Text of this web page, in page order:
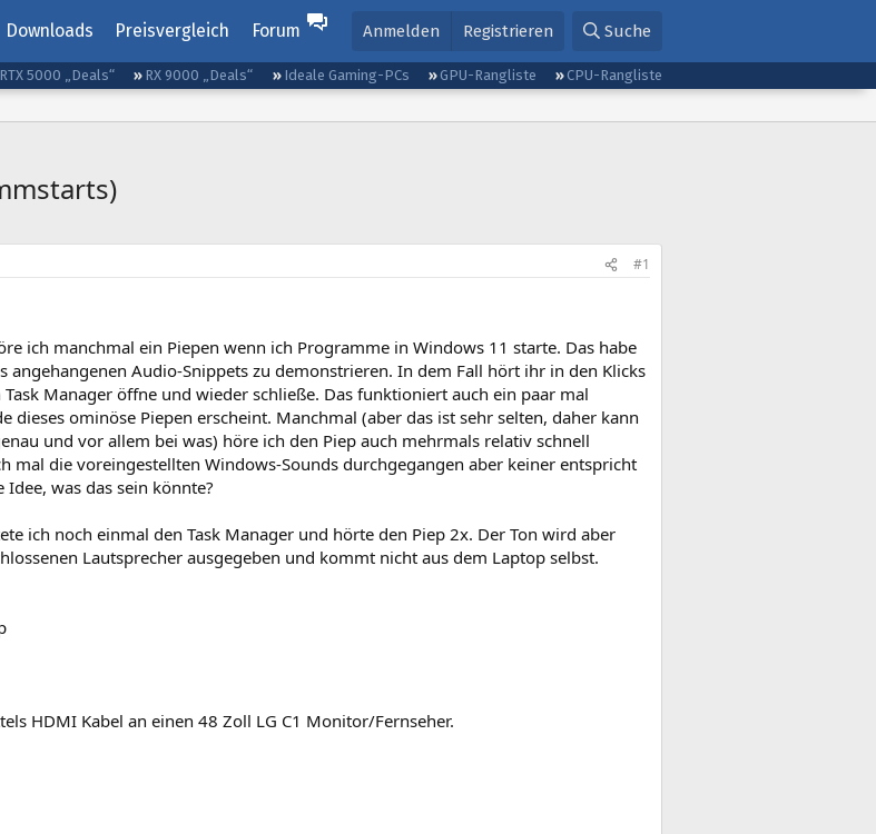
Downloads Preisvergleich Forum Anmelden Registrieren Suche
RTX 5000 „Deals“ RX 9000 „Deals“ Ideale Gaming-PCs GPU-Rangliste
CPU-Rangliste
#1
ich manchmal ein Piepen wenn ich Programme in Windows 11 starte. Das habe
angehangenen Audio-Snippets zu demonstrieren. In dem Fall hört ihr in den Klicks
Manager öffne und wieder schließe. Das funktioniert auch ein paar mal
dieses ominöse Piepen erscheint. Manchmal (aber das ist sehr selten, daher kann
und vor allem bei was) höre ich den Piep auch mehrmals relativ schnell
mal die voreingestellten Windows-Sounds durchgegangen aber keiner entspricht
was das sein könnte?
ich noch einmal den Task Manager und hörte den Piep 2x. Der Ton wird aber
Lautsprecher ausgegeben und kommt nicht aus dem Laptop selbst.
HDMI Kabel an einen 48 Zoll LG C1 Monitor/Fernseher.